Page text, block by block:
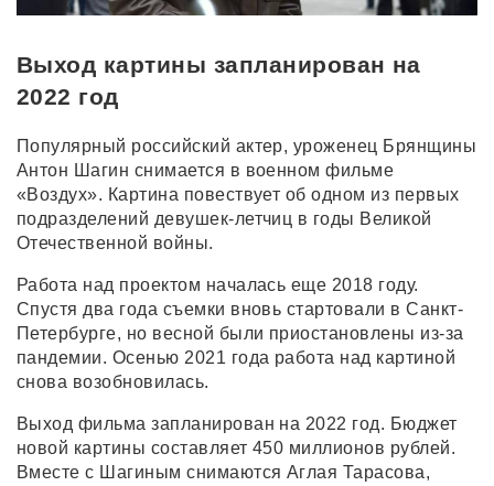
Выход картины запланирован на
2022 год
Популярный российский актер, уроженец Брянщины
Антон Шагин снимается в военном фильме
«Воздух». Картина повествует об одном из первых
подразделений девушек-летчиц в годы Великой
Отечественной войны.
Работа над проектом началась еще 2018 году.
Спустя два года съемки вновь стартовали в Санкт-
Петербурге, но весной были приостановлены из-за
пандемии. Осенью 2021 года работа над картиной
снова возобновилась.
Выход фильма запланирован на 2022 год. Бюджет
новой картины составляет 450 миллионов рублей.
Вместе с Шагиным снимаются Аглая Тарасова,